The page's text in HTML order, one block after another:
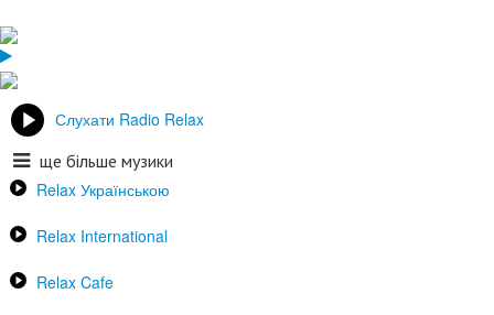
Слухати Radio Relax
ще більше музики
Relax Українською
Relax International
Relax Cafe